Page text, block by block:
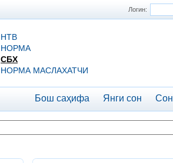
Логин:
НТВ
НОРМА
СБХ
НОРМА МАСЛАХАТЧИ
Бош саҳифа Янги сон